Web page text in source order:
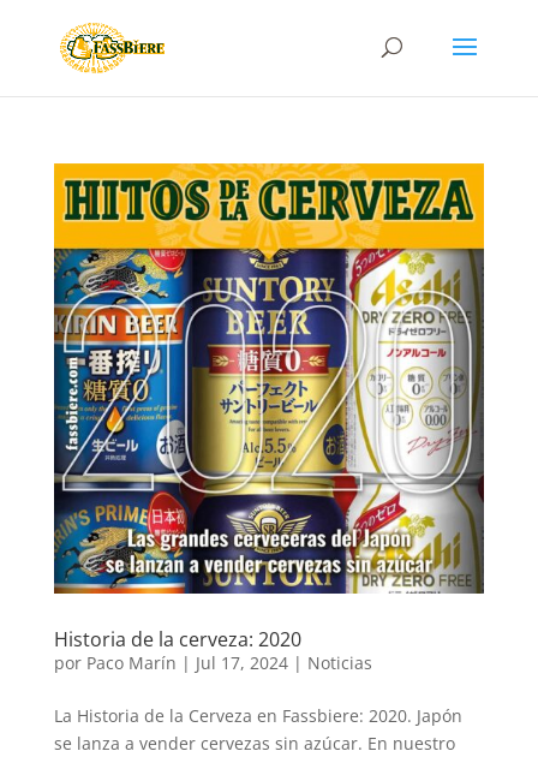
Historia de la cerveza: 2020
por Paco Marín | Jul 17, 2024| Noticias
La Historia de la Cerveza en Fassbiere: 2020. Japón
se lanza a vender cervezas sin azúcar. En nuestro